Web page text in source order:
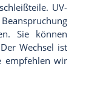
UV-
Sie können
Wechsel ist
empfehlen wir